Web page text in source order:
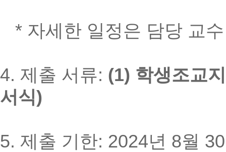
* 자세한 일정은 담당 교
4. 제출 서류: (1) 학생조교
서식)
5. 제출 기한: 2024년 8월